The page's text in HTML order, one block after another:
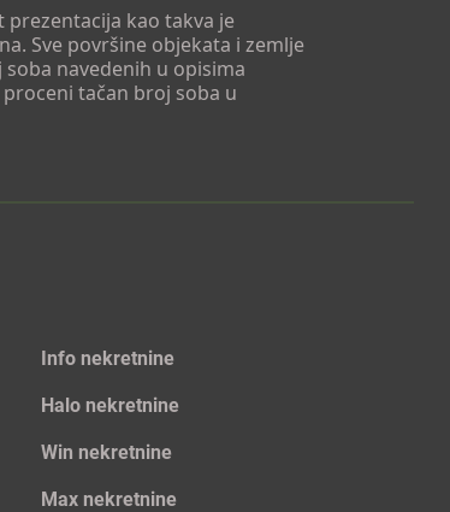
kao takva je
Sve površine objekata i zemlje
navedenih u opisima
tačan broj soba u
Info nekretnine
Halo nekretnine
Win nekretnine
Max nekretnine